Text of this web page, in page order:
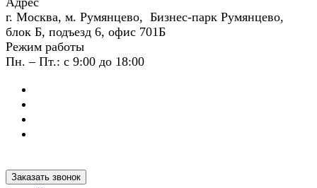
г. Москва, м. Румянцево, Бизнес-парк Румянцево,
блок Б, подъезд 6, офис 701Б
Режим работы
Пн. – Пт.: с 9:00 до 18:00
Заказать звонок